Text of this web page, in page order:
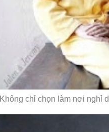
Không chỉ chọn làm nơi nghỉ